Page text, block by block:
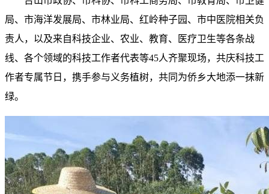
局、市海洋发展局、市林业局、红岭种子园、市中医院相关负
责人，以及来自科技企业、农业、教育、医疗卫生等各条战
线、各个领域的科技工作者代表等45人齐聚现场，共庆科技工
作者专属节日，携手参与义务植树，共同为侨乡大地添一抹新
绿。